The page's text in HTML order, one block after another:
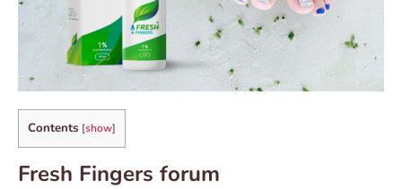
Contents [show]
Fresh Fingers forum